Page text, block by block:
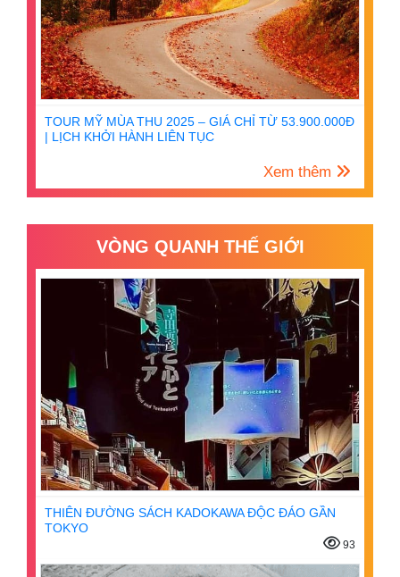
TOUR MỸ MÙA THU 2025 – GIÁ CHỈ TỪ 53.900.000Đ
| LỊCH KHỞI HÀNH LIÊN TỤC
Xem thêm
VÒNG QUANH THẾ GIỚI
THIÊN ĐƯỜNG SÁCH KADOKAWA ĐỘC ĐÁO GẦN
TOKYO
93